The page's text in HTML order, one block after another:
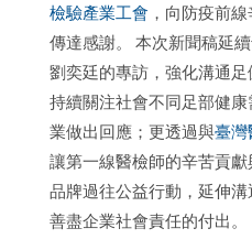
檢驗產業工會 ，向防疫前
傳達感謝。 本次新聞稿延
劉奕廷的專訪，強化溝通
持續關注社會不同足部健
業做出回應；更透過與臺灣
讓第一線醫檢師的辛苦貢
品牌過往公益行動，延伸
善盡企業社會責任的付出。